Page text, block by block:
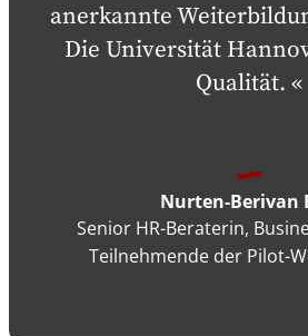
anerkannte
Die Universität
Qualität.
Nurten-Berivan
Senior HR-Beraterin,
Teilnehmende der Pilot-